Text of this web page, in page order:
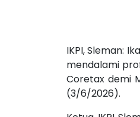
IKPI, Sleman:
mendalami
Coretax demi
(3/6/2026).